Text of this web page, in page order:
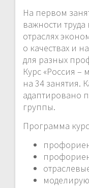
На первом
важности
отраслях
о качествах и
для разных
Курс «Россия –
на 34 занятия.
адаптировано
группы.
Программа